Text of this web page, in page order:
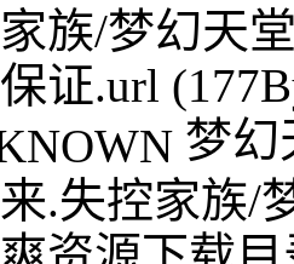
族/梦幻天
证.url
梦幻
.失控家族/